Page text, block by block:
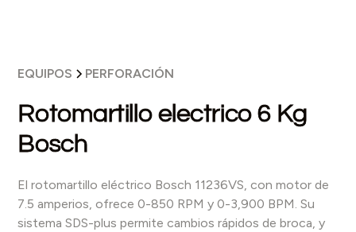
EQUIPOS PERFORACIÓN
Rotomartillo electrico 6 Kg
Bosch
El rotomartillo eléctrico Bosch 11236VS, con motor de
7.5 amperios, ofrece 0-850 RPM y 0-3,900 BPM. Su
sistema SDS-plus permite cambios rápidos de broca, y